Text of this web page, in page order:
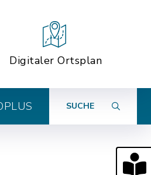
Digitaler Ortsplan
SUCHE